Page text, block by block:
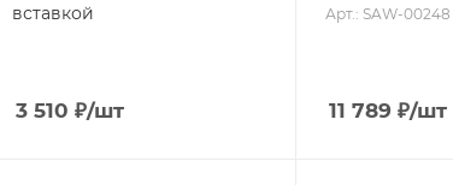
вставкой
3 510 ₽/шт
Арт.: SAW-00248
11 789 ₽/шт